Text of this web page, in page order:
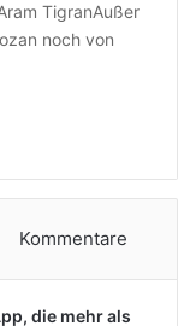
TigranAußer
noch von
Kommentare
die mehr als